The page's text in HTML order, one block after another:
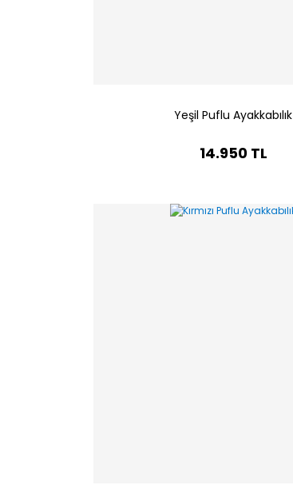
Yeşil Puflu Ayakkabılık
14.950 TL